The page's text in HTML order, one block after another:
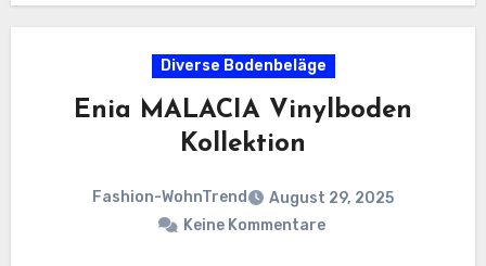
Diverse Bodenbeläge
Enia MALACIA Vinylboden
Kollektion
Fashion-WohnTrend
August 29, 2025
Keine Kommentare